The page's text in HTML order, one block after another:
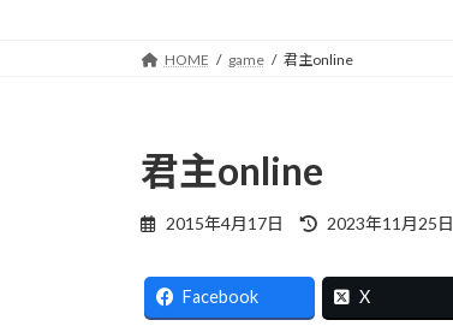
HOME game 君主online
君主online
2015年4月17日
最
新
日
2023年11月25日
Facebook X